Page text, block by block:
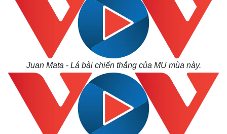
Multimedia
Juan Mata - Lá bài chiến thắng của MU mùa này.